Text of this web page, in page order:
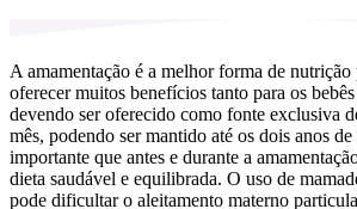
A amamentação é a melhor forma de nutrição
oferecer muitos benefícios tanto para os
devendo ser oferecido como fonte exclusiva
mês, podendo ser mantido até os dois anos
importante que antes e durante a
dieta saudável e equilibrada. O uso de
pode dificultar o aleitamento materno